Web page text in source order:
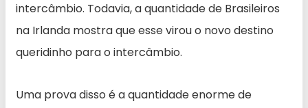
intercâmbio. Todavia, a quantidade de Brasileiros
na Irlanda mostra que esse virou o novo destino
queridinho para o intercâmbio.
Uma prova disso é a quantidade enorme de